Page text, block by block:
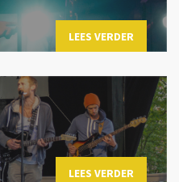
LEES VERDER
LEES VERDER